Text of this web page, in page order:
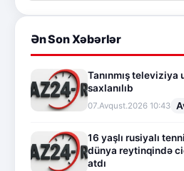
Ən Son Xəbərlər
Tanınmış televiziya
saxlanılıb
07.Avqust.2026 10:43
16 yaşlı rusiyalı
dünya reytinqində
atdı